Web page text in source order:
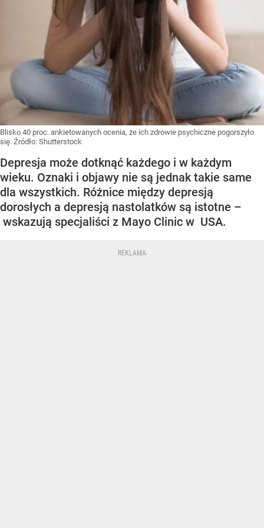
Blisko 40 proc. ankietowanych ocenia, że ich zdrowie psychiczne pogorszyło
się. Źródło: Shutterstock
Depresja może dotknąć każdego i w każdym
wieku. Oznaki i objawy nie są jednak takie same
dla wszystkich. Różnice między depresją
dorosłych a depresją nastolatków są istotne –
wskazują specjaliści z Mayo Clinic w USA.